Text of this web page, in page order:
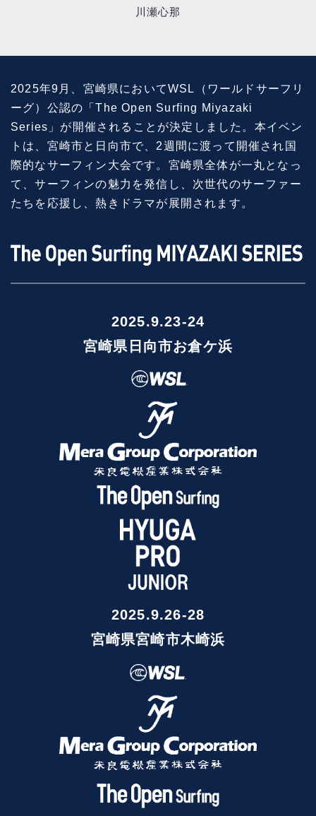
川瀬心那
2025年9月、宮崎県においてWSL（ワールドサーフリ
ーグ）公認の「The Open Surfing Miyazaki
Series」が開催されることが決定しました。本イベン
トは、宮崎市と日向市で、2週間に渡って開催され国
際的なサーフィン大会です。宮崎県全体が一丸となっ
て、サーフィンの魅力を発信し、次世代のサーファー
たちを応援し、熱きドラマが展開されます。
2025.9.23-24
宮崎県日向市お倉ケ浜
2025.9.26-28
宮崎県宮崎市木崎浜